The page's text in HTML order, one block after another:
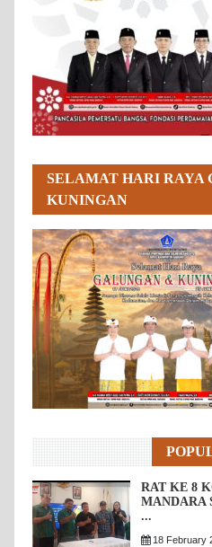
SELAMAT HARI RAYA
KUNINGAN
RAT KE 8
MANDARA
...
18 February